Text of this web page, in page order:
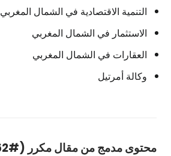
التنمية الاقتصادية في الشمال المغربي
الاستثمار في الشمال المغربي
العقارات في الشمال المغربي
وكالة أمرتيل
محتوى مدمج من مقال مكرر (#62):